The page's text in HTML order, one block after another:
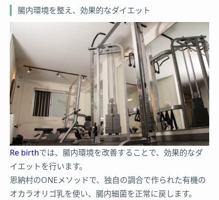
腸内環境を整え、効果的なダイエット
Re birthでは、腸内環境を改善することで、効果的なダ
イエットを行います。
恩納村のONEメソッドで、独自の調合で作られた有機の
オカラオリゴ乳を使い、腸内細菌を正常に戻します。